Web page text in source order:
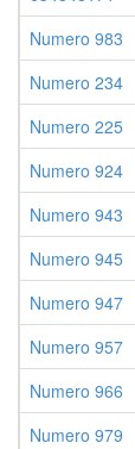
Numero 983
Numero 234
Numero 225
Numero 924
Numero 943
Numero 945
Numero 947
Numero 957
Numero 966
Numero 979